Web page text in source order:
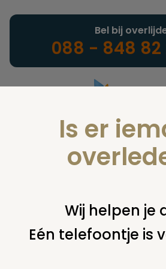
Landelijke
Bel bij
088 - 848 82
U bent hier: home nieuws & agenda
wilgenhof bloeit op tijdens geleidelijke
Is er
Wij helpen je
Eén telefoontje is